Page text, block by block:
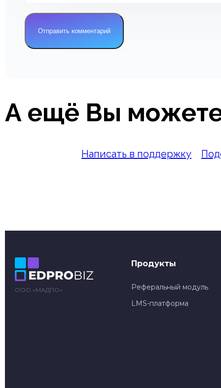
А ещё Вы
Написать в поддержку
ООО «МАДПО»
Продукты
Реферальный модуль
LMS-платформа